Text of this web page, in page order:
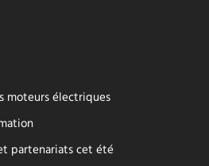
moteurs électriques
partenariats cet été